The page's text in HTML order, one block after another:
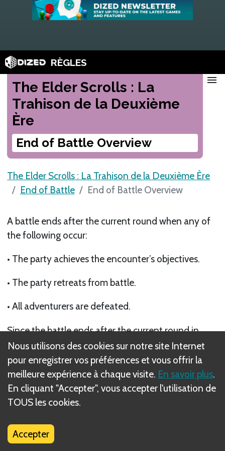
RÈGLES
The Elder Scrolls : La
Trahison de la Deuxième
Ère
End of Battle Overview
menu
The Elder Scrolls : La Trahison de la Deuxième Ère
End of Battle
End of Battle Overview
A battle ends after the current round when any of
the following occur:
• The party achieves the encounter’s objectives.
• The party retreats from battle.
• All adventurers are defeated.
Since the battle ends after the current round in
which 1 of these events occurs, the battle does not
necessarily end immediately after the last enemy is
defeated, even if the party has a Conquer
objective.
Suivant
End of Battle Cleanup
Nous utilisons des cookies sur notre site Internet
pour enregistrer vos préférences et vous offrir la
meilleure expérience à chaque visite. En savoir plus.
En cliquant "Accepter", vous accepter l'utilisation de
TOUS les cookies.
Accepter